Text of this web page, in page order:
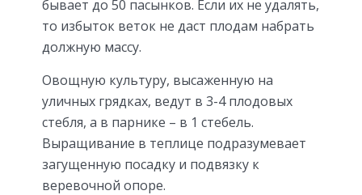
бывает до 50 пасынков. Если их не удалять,
то избыток веток не даст плодам набрать
должную массу.
Овощную культуру, высаженную на
уличных грядках, ведут в 3-4 плодовых
стебля, а в парнике – в 1 стебель.
Выращивание в теплице подразумевает
загущенную посадку и подвязку к
веревочной опоре.